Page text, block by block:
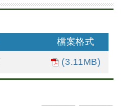
檔案格式
(3.11MB)